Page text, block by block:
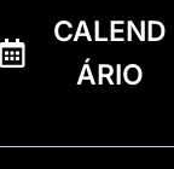
CALEND
ÁRIO